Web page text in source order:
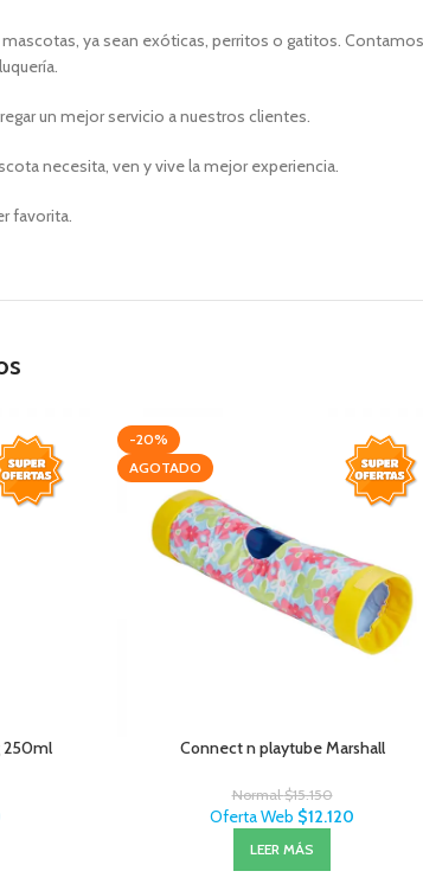
ya sean exóticas, perritos o gatitos.
un mejor servicio a nuestros clientes.
necesita, ven y vive la mejor experiencia.
favorita.
250ml
-20%
AGOTADO
Connect n playtube Marshall
Normal$15.150
Oferta Web $12.120
LEER MÁS